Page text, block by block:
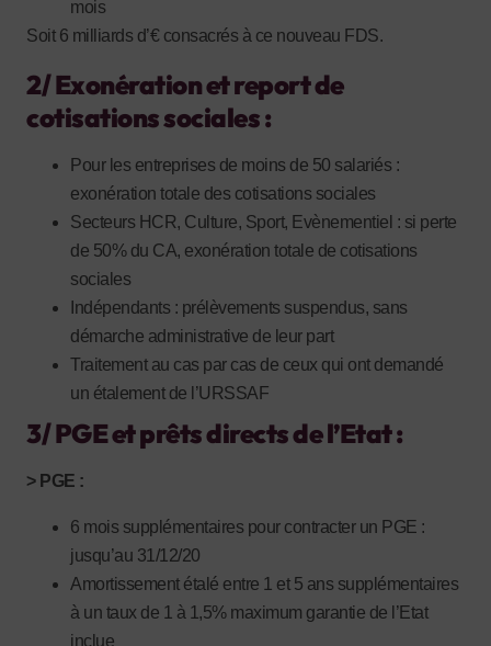
mois
Soit 6 milliards d’€ consacrés à ce nouveau FDS.
2/ Exonération et report de
cotisations sociales :
Pour les entreprises de moins de 50 salariés :
exonération totale des cotisations sociales
Secteurs HCR, Culture, Sport, Evènementiel : si perte
de 50% du CA, exonération totale de cotisations
sociales
Indépendants : prélèvements suspendus, sans
démarche administrative de leur part
Traitement au cas par cas de ceux qui ont demandé
un étalement de l’URSSAF
3/ PGE et prêts directs de l’Etat :
> PGE :
6 mois supplémentaires pour contracter un PGE :
jusqu’au 31/12/20
Amortissement étalé entre 1 et 5 ans supplémentaires
à un taux de 1 à 1,5% maximum garantie de l’Etat
inclue